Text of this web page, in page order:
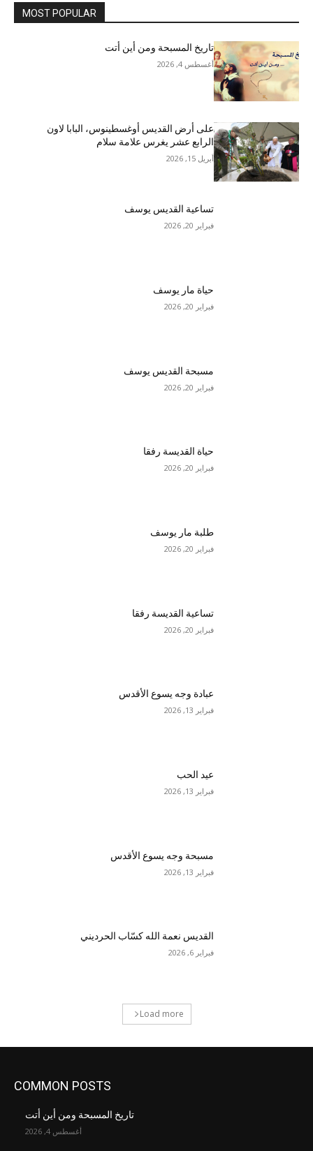
MOST POPULAR
تاريخ المسبحة ومن أين أتت
أغسطس 4, 2026
على أرض القديس أوغسطينوس، البابا لاون
الرابع عشر يغرس علامة سلام
أبريل 15, 2026
تساعية القديس يوسف
فبراير 20, 2026
حياة مار يوسف
فبراير 20, 2026
مسبحة القديس يوسف
فبراير 20, 2026
حياة القديسة رفقا
فبراير 20, 2026
طلبة مار يوسف
فبراير 20, 2026
تساعية القديسة رفقا
فبراير 20, 2026
عبادة وجه يسوع الأقدس
فبراير 13, 2026
عيد الحب
فبراير 13, 2026
مسبحة وجه يسوع الأقدس
فبراير 13, 2026
القديس نعمة الله كسّاب الحرديني
فبراير 6, 2026
Load more
COMMON POSTS
تاريخ المسبحة ومن أين أتت
أغسطس 4, 2026